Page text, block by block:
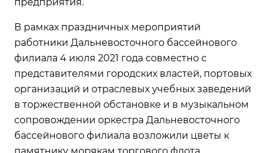
В рамках праздничных мероприятий
работники Дальневосточного бассейнового
филиала 4 июля 2021 года совместно с
представителями городских властей, портовых
организаций и отраслевых учебных заведений
в торжественной обстановке и в музыкальном
сопровождении оркестра Дальневосточного
бассейнового филиала возложили цветы к